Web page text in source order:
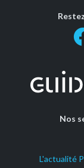
Nos
L'actualité